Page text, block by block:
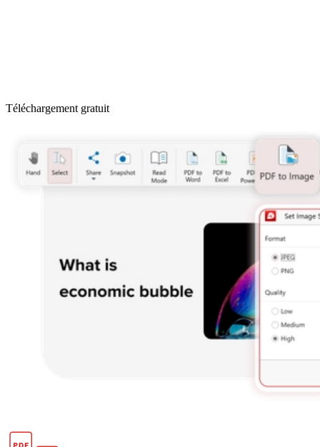
Téléchargement gratuit